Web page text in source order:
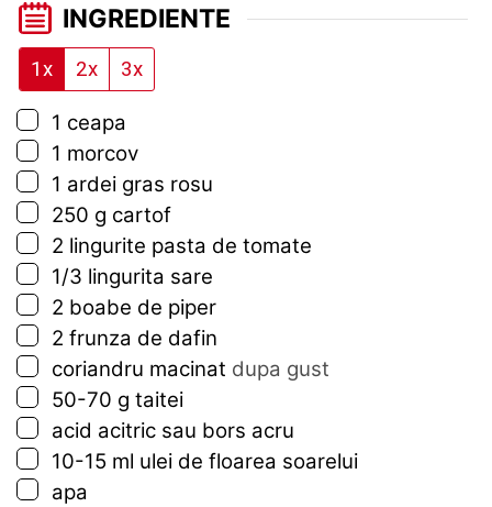
INGREDIENTE
1x 2x 3x
▢
1 ceapa
▢
1 morcov
▢
1 ardei gras rosu
▢
250 g cartof
▢
2 lingurite pasta de tomate
▢
1/3 lingurita sare
▢
2 boabe de piper
▢
2 frunza de dafin
▢
coriandru macinat dupa gust
▢
50-70 g taitei
▢
acid acitric sau bors acru
▢
10-15 ml ulei de floarea soarelui
▢
apa